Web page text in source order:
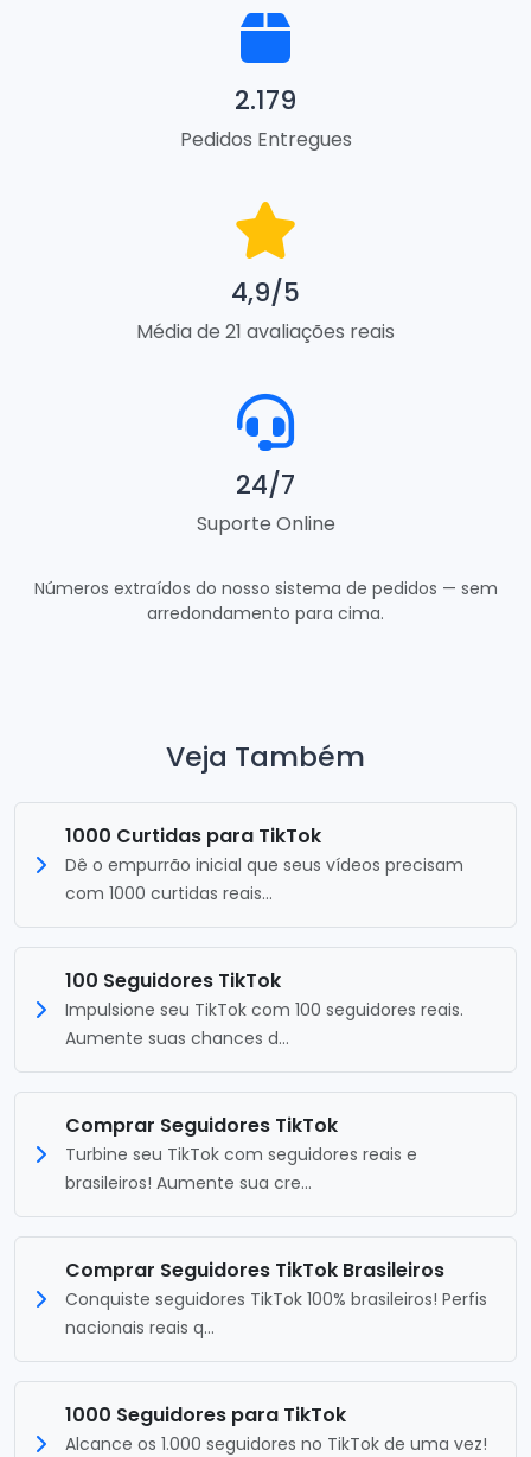
2.179
Pedidos Entregues
4,9/5
Média de 21 avaliações reais
24/7
Suporte Online
Números extraídos do nosso sistema de pedidos — sem
arredondamento para cima.
Veja Também
1000 Curtidas para TikTok
Dê o empurrão inicial que seus vídeos precisam
com 1000 curtidas reais...
100 Seguidores TikTok
Impulsione seu TikTok com 100 seguidores reais.
Aumente suas chances d...
Comprar Seguidores TikTok
Turbine seu TikTok com seguidores reais e
brasileiros! Aumente sua cre...
Comprar Seguidores TikTok Brasileiros
Conquiste seguidores TikTok 100% brasileiros! Perfis
nacionais reais q...
1000 Seguidores para TikTok
Alcance os 1.000 seguidores no TikTok de uma vez!